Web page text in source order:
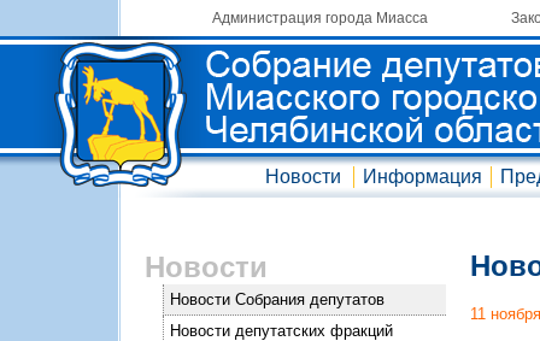
Администрация города Миасса
Новости Информация
Новости
Новости Собрания депутатов
Новости депутатских фракций
11